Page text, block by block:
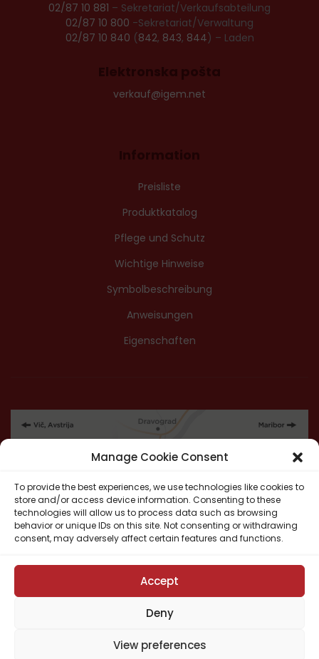
Manage Cookie Consent
To provide the best experiences, we use technologies like cookies to
store and/or access device information. Consenting to these
technologies will allow us to process data such as browsing
behavior or unique IDs on this site. Not consenting or withdrawing
consent, may adversely affect certain features and functions.
Accept
Deny
View preferences
02/87 10 881 – Sekretariat/Verkaufsabteilung
02/87 10 800 -Sekretariat/Verwaltung
02/87 10 840 (842, 843, 844) – Laden
Elektronska pošta
verkauf@igem.net
Information
Preisliste
Produktkatalog
Pflege und Schutz
Wichtige Hinweise
Symbolbeschreibung
Anweisungen
Eigenschaften
Kograd IGEM| Erstellt von: